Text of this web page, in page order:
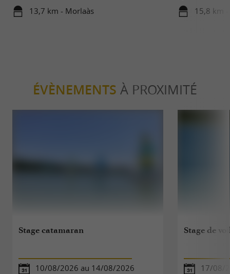
13,7 km - Morlaàs 15,8 km
ÉVÈNEMENTS À PROXIMITÉ
Stage catamaran
10/08/2026 au 14/08/2026
Stage de
17/08/